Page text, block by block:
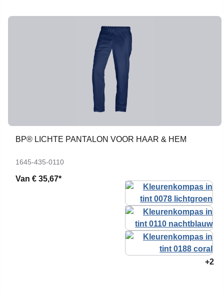
BP® LICHTE PANTALON VOOR HAAR & HEM
1645-435-0110
Van € 35,67*
+2